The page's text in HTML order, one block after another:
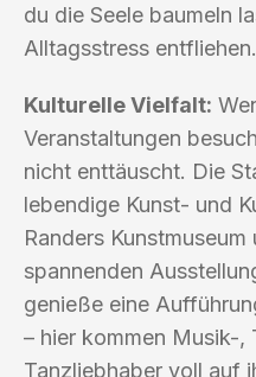
du die Seele baumeln
Alltagsstress entfliehen.
Kulturelle Vielfalt:
Veranstaltungen
nicht enttäuscht. Die
lebendige Kunst- und
Randers
spannenden
genieße eine
– hier kommen Musik-,
Tanzliebhaber voll auf